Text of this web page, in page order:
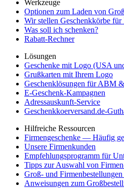
Werkzeuge
Optionen zum Laden von
Wir stellen Geschenkkörbe für
Was soll ich schenken?
Rabatt-Rechner
Lösungen
Geschenke mit Logo (USA
Grußkarten mit Ihrem Logo
Geschenklösungen für ABM
E-Geschenk-Kampagnen
Adressauskunft-Service
Geschenkkoerversand.de-
Hilfreiche Ressourcen
Firmengeschenke — Häufig
Unsere Firmenkunden
Empfehlungsprogramm für
Tipps zur Auswahl von
Groß- und
Anweisungen zum